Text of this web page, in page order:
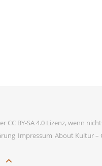
BY-SA 4.0 Lizenz, wenn
Impressum About Kultur –